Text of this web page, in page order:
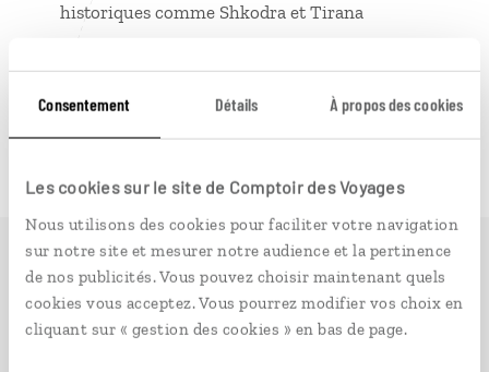
Consentement Détails À propos des cookies
Les cookies sur le site de Comptoir des Voyages
Nous utilisons des cookies pour faciliter votre navigation
sur notre site et mesurer notre audience et la pertinence
de nos publicités. Vous pouvez choisir maintenant quels
cookies vous acceptez. Vous pourrez modifier vos choix en
cliquant sur « gestion des cookies » en bas de page.
historiques comme Shkodra et Tirana
un moment de détente en pleine nature
découvrir les traditions albanaises lors des
festivités de Noël et du nouvel an
autour d’un feu de cheminée
Idées de voyage en
Albanie